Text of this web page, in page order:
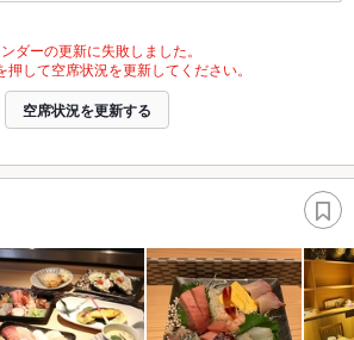
ダーの更新に失敗しました。
押して空席状況を更新してください。
空席状況を更新する